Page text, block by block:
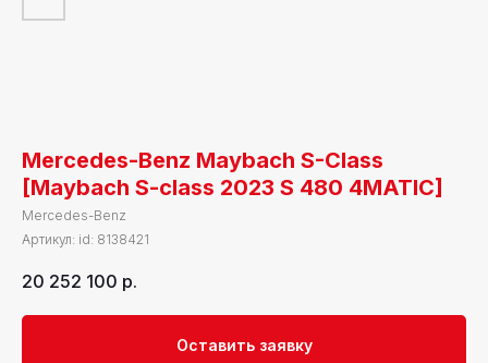
Mercedes-Benz Maybach S-Class
[Maybach S-class 2023 S 480 4MATIC]
Mercedes-Benz
Артикул: id: 8138421
20 252 100 р.
Оставить заявку